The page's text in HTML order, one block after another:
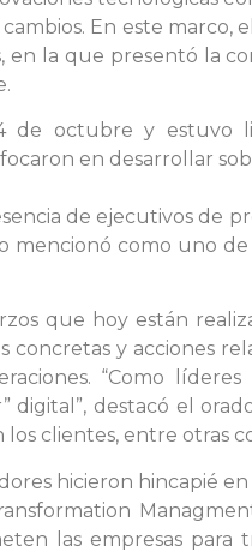
En este
en la que presentó la
de octubre y estuvo
en desarrollar
de ejecutivos de
mencionó como uno
que hoy están
y acciones
“Como
digital”, destacó el
clientes, entre otras
hicieron hincapié
las empresas